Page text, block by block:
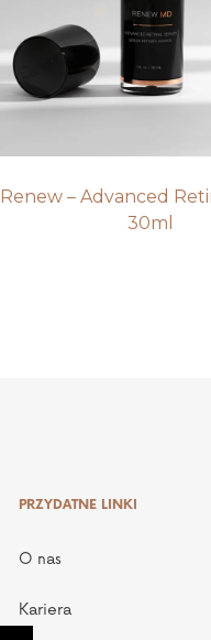
Renew – Advanced
30ml
PRZYDATNE LINKI
O nas
Kariera